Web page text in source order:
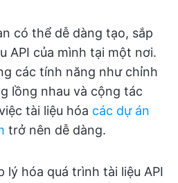
có thể dễ dàng tạo, sắp
API của mình tại một nơi.
các tính năng như chỉnh
lồng nhau và cộng tác
tài liệu hóa các dự án
trở nên dễ dàng.
lý hóa quá trình tài liệu API